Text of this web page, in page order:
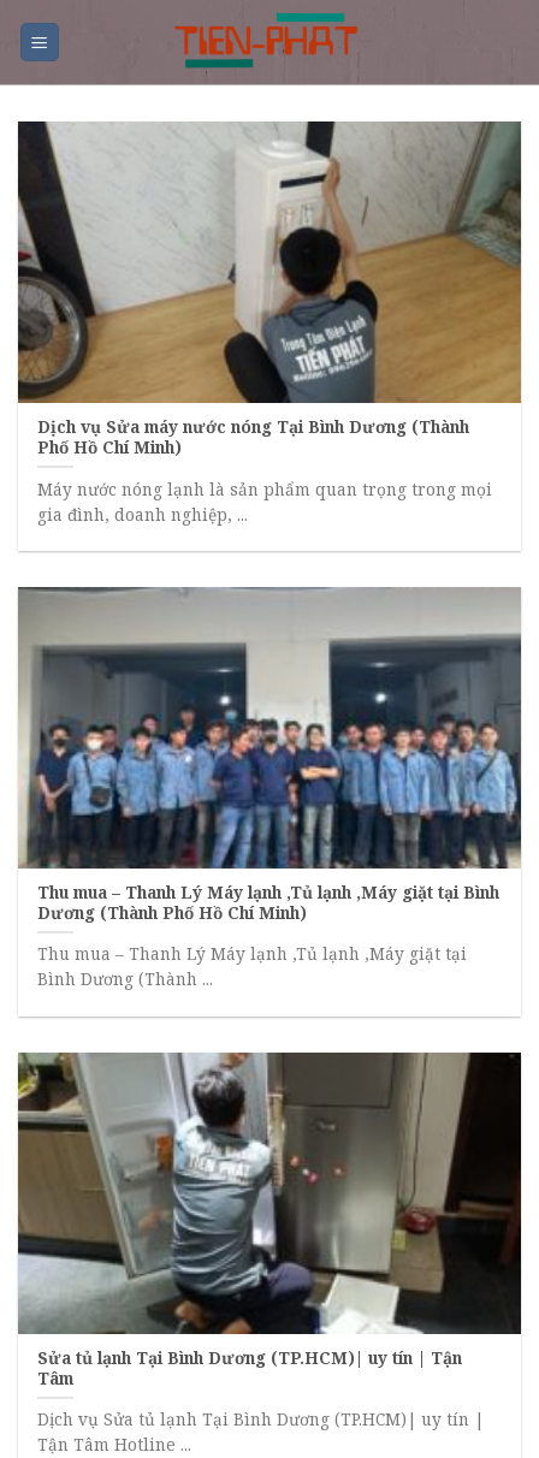
Dịch vụ Sửa máy nước nóng Tại Bình Dương (Thành
Phố Hồ Chí Minh)
Máy nước nóng lạnh là sản phẩm quan trọng trong mọi
gia đình, doanh nghiệp, ...
Thu mua – Thanh Lý Máy lạnh ,Tủ lạnh ,Máy giặt tại Bình
Dương (Thành Phố Hồ Chí Minh)
Thu mua – Thanh Lý Máy lạnh ,Tủ lạnh ,Máy giặt tại
Bình Dương (Thành ...
Sửa tủ lạnh Tại Bình Dương (TP.HCM)| uy tín | Tận
Tâm
Dịch vụ Sửa tủ lạnh Tại Bình Dương (TP.HCM)| uy tín |
Tận Tâm Hotline ...